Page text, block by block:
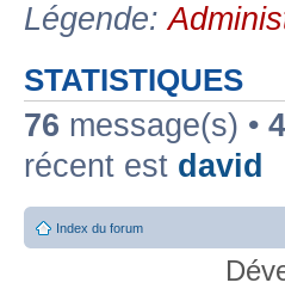
Légende:
STATISTIQUES
76 message(s) •
récent est david
Index du forum